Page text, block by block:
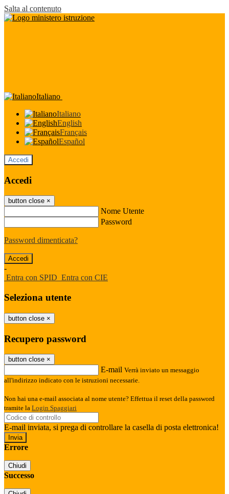
Salta al contenuto
Italiano
Italiano
English
Français
Español
Accedi
Accedi
button close ×
Nome Utente
Password
Password dimenticata?
-
Entra con SPID Entra con CIE
Seleziona utente
button close ×
Recupero password
button close ×
E-mail Verrà inviato un messaggio
all'indirizzo indicato con le istruzioni necessarie.
Non hai una e-mail associata al nome utente? Effettua il reset della password
tramite la Login Spaggiari
E-mail inviata, si prega di controllare la casella di posta elettronica!
Errore
Chiudi
Successo